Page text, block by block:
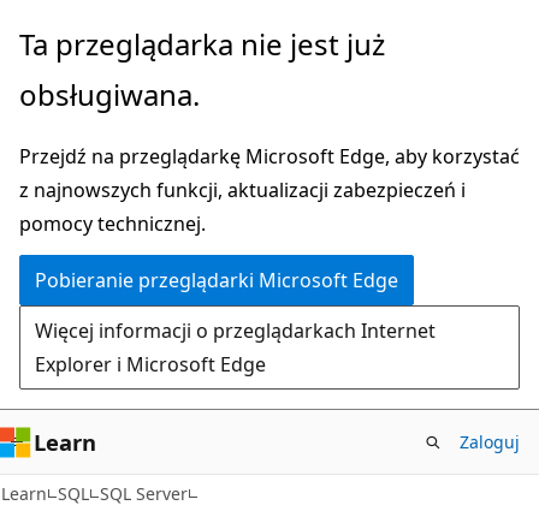
Przejdź
głównej
Ta przeglądarka nie jest już
obsługiwana.
Przejdź na przeglądarkę Microsoft Edge, aby korzystać
z najnowszych funkcji, aktualizacji zabezpieczeń i
pomocy technicznej.
Pobieranie przeglądarki Microsoft Edge
Więcej informacji o przeglądarkach Internet
Explorer i Microsoft Edge
Learn Zaloguj
Learn SQL SQL Server